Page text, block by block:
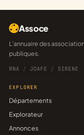
Assoce
L'annuaire des associations françaises, construit sur les données
publiques.
RNA / JOAFE / SIRENE
EXPLORER
Départements
Explorateur
Annonces